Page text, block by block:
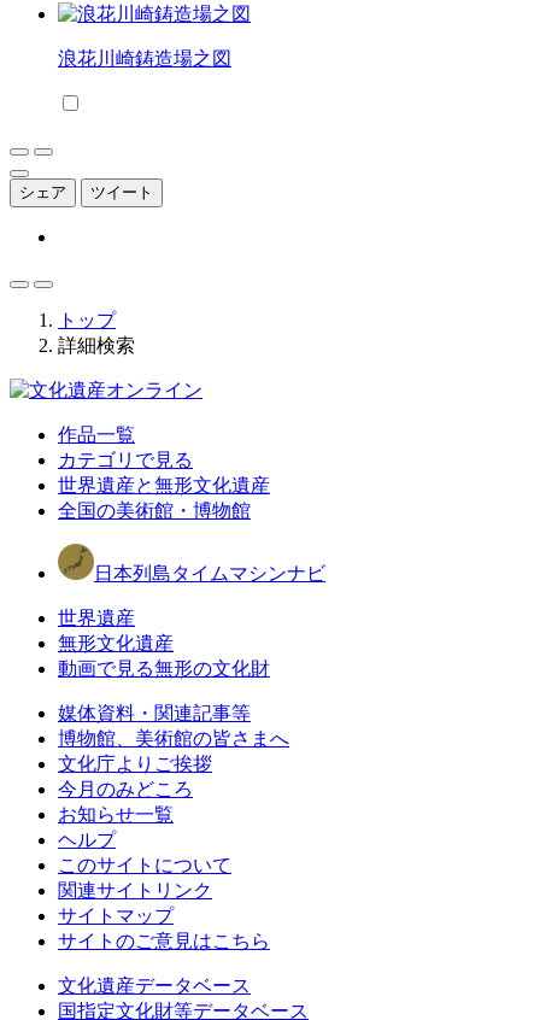
浪花川崎鋳造場之図
シェア ツイート
トップ
詳細検索
作品一覧
カテゴリで見る
世界遺産と無形文化遺産
全国の美術館・博物館
日本列島タイムマシンナビ
世界遺産
無形文化遺産
動画で見る無形の文化財
媒体資料・関連記事等
博物館、美術館の皆さまへ
文化庁よりご挨拶
今月のみどころ
お知らせ一覧
ヘルプ
このサイトについて
関連サイトリンク
サイトマップ
サイトのご意見はこちら
文化遺産データベース
国指定文化財等データベース